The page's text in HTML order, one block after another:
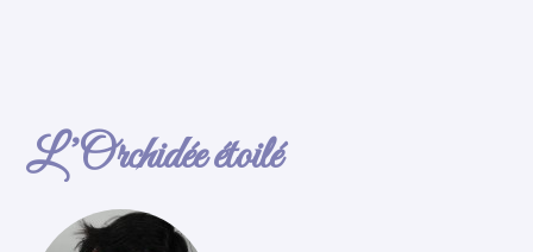
L’Orchidée étoilé